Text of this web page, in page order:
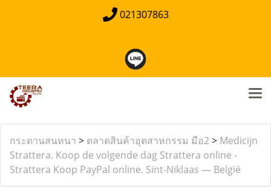
021307863
กระดานสนทนา > ตลาดสินค้าอุตสาหกรรม มือ2> Medicijn
Strattera. Koop de volgende dag Strattera online -
Strattera Koop PayPal online. Sint-Niklaas — België